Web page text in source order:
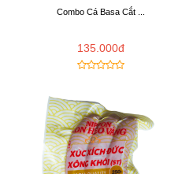
Combo Cá Basa Cắt ...
135.000đ